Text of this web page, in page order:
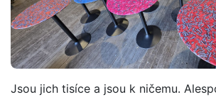
Jsou jich tisíce a jsou k ničemu.